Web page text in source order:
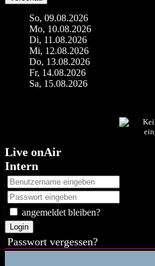
So, 09.08.2026
Mo, 10.08.2026
Di, 11.08.2026
Mi, 12.08.2026
Do, 13.08.2026
Fr, 14.08.2026
Sa, 15.08.2026
Live onAir
Intern
angemeldet bleiben?
Login
Passwort vergessen?